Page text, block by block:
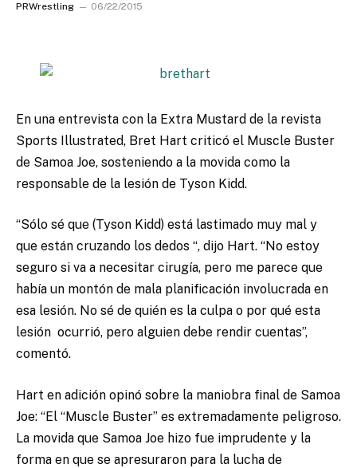
PRWrestling 06/22/2015
En una entrevista con la Extra Mustard de la revista
Sports Illustrated, Bret Hart criticó el Muscle Buster
de Samoa Joe, sosteniendo a la movida como la
responsable de la lesión de Tyson Kidd.
“Sólo sé que (Tyson Kidd) está lastimado muy mal y
que están cruzando los dedos “, dijo Hart. “No estoy
seguro si va a necesitar cirugía, pero me parece que
había un montón de mala planificación involucrada en
esa lesión. No sé de quién es la culpa o por qué esta
lesión ocurrió, pero alguien debe rendir cuentas”,
comentó.
Hart en adición opinó sobre la maniobra final de Samoa
Joe: “El “Muscle Buster” es extremadamente peligroso.
La movida que Samoa Joe hizo fue imprudente y la
forma en que se apresuraron para la lucha de